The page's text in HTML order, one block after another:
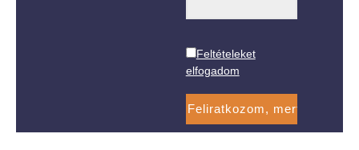
Feltételeket
elfogadom